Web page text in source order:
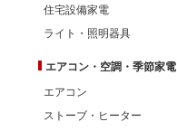
住宅設備家電
ライト・照明器具
エアコン・空調・季節家電
エアコン
ストーブ・ヒーター